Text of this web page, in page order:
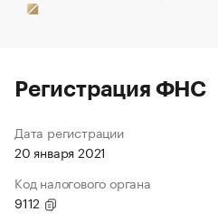
Регистрация ФНС
Дата регистрации
20 января 2021
Код налогового органа
9112